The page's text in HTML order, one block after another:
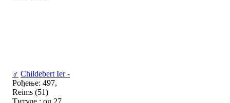
♂ Childebert Ier -
Рођење: 497,
Reims (51)
Титуле : од 27